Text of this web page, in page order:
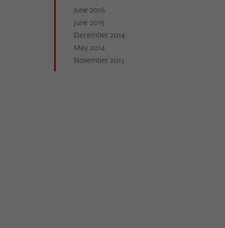
June 2016
June 2015
December 2014
May 2014
November 2013